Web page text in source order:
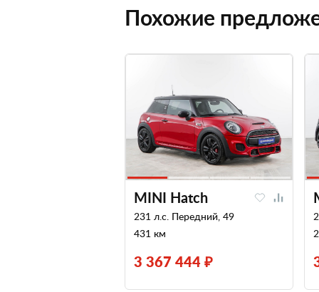
Похожие
MINI Hatch
231 л.с. Передний, 49
431 км
3 367 444 ₽